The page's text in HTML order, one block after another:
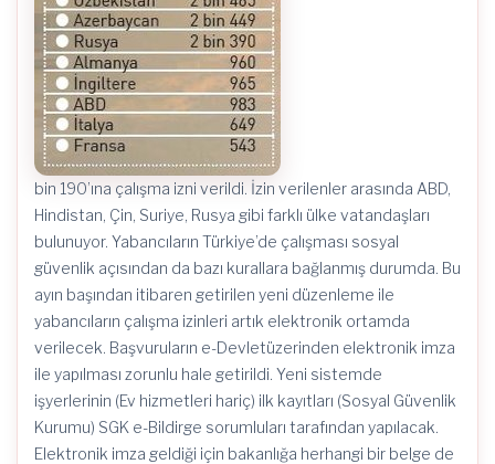
bin 190’ına çalışma izni verildi. İzin verilenler arasında ABD,
Hindistan, Çin, Suriye, Rusya gibi farklı ülke vatandaşları
bulunuyor. Yabancıların Türkiye’de çalışması sosyal
güvenlik açısından da bazı kurallara bağlanmış durumda. Bu
ayın başından itibaren getirilen yeni düzenleme ile
yabancıların çalışma izinleri artık elektronik ortamda
verilecek. Başvuruların e-Devletüzerinden elektronik imza
ile yapılması zorunlu hale getirildi. Yeni sistemde
işyerlerinin (Ev hizmetleri hariç) ilk kayıtları (Sosyal Güvenlik
Kurumu) SGK e-Bildirge sorumluları tarafından yapılacak.
Elektronik imza geldiği için bakanlığa herhangi bir belge de